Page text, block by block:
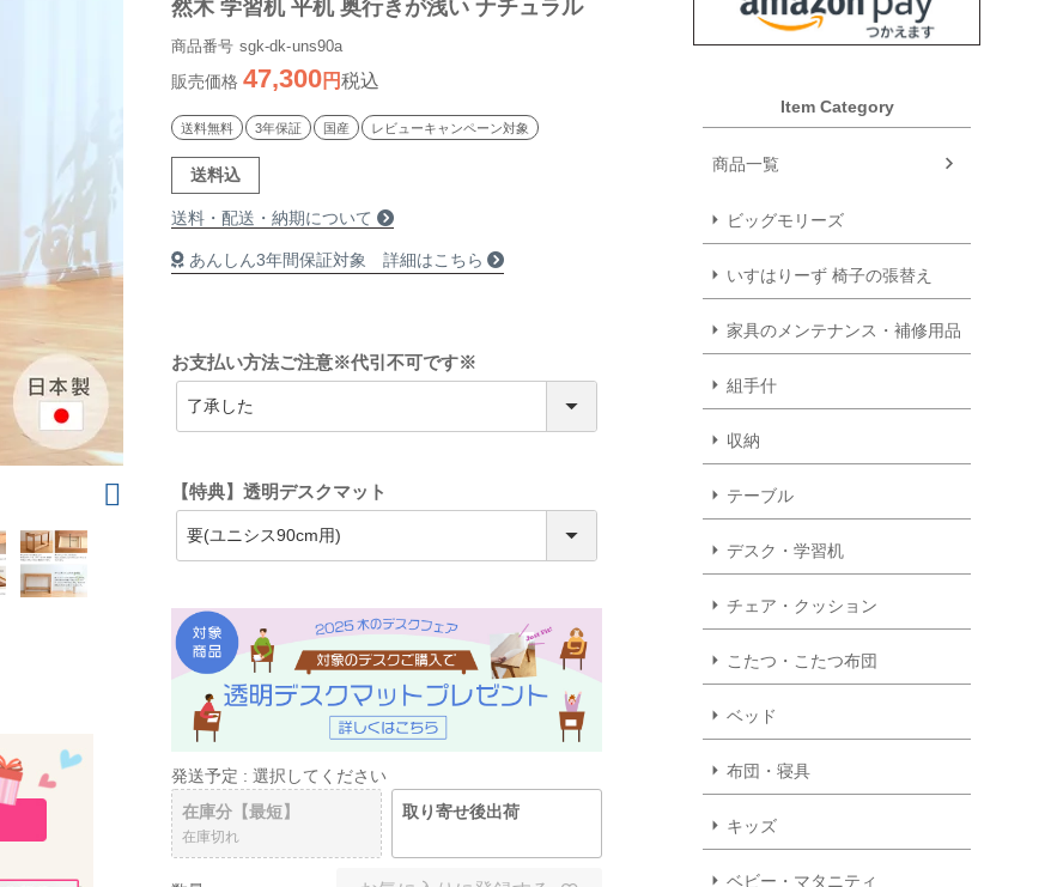
然木 学習机 平机 奥行きが浅い ナチュラル
ヒノキ 国産 テレワーク リモートワーク
商品番号 sgk-dk-uns90a
販売価格 47,300 税込
送料無料 3年保証 国産 レビューキャンペーン対象
送料込
送料・配送・納期について
あんしん3年間保証対象 詳細はこちら
お支払い方法ご注意※代引不可です※
【特典】透明デスクマット
発送予定
選択してください
在庫分【最短】
在庫切れ
取り寄せ後出荷
Item Category
商品一覧
ビッグモリーズ
いすはりーず 椅子の張替え
家具のメンテナンス・補修用品
組手什
収納
テーブル
デスク・学習机
チェア・クッション
こたつ・こたつ布団
ベッド
布団・寝具
キッズ
ベビー・マタニティ